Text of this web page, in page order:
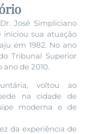
José Simpliciano
iniciou sua atuação
em 1982. No ano
Tribunal Superior
ano de 2010.
voltou ao
na cidade de
moderna e de
da experiência de